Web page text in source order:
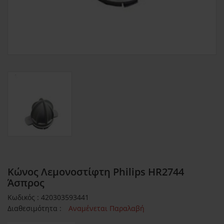
Κώνος Λεμονοστίφτη Philips HR2744
Άσπρος
Κωδικός : 420303593441
Διαθεσιμότητα :
Αναμένεται Παραλαβή